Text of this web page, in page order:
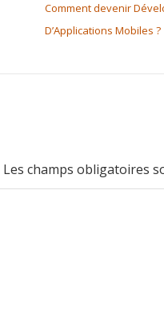
Comment devenir
D’Applications Mobiles ?
Les champs obligatoires